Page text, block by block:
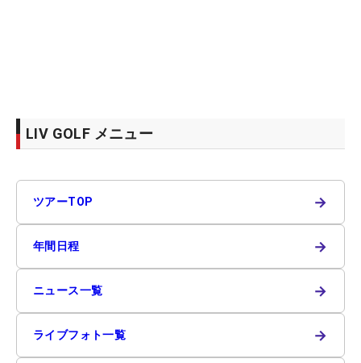
LIV GOLF メニュー
ツアーTOP →
年間日程 →
ニュース一覧 →
ライブフォト一覧 →